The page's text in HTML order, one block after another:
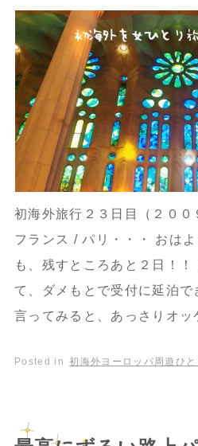
初海外旅行２３日目（２００
フランス / パリ・・・ おは
も、残すところあと２日！
て、ダメもとで受付に延泊で
言ってみると、あっさりオ
Posted in 初海外ヨーロッパ周遊ひと